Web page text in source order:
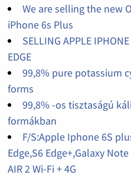
We are selling the new
iPhone 6s Plus
SELLING APPLE
EDGE
99,8% pure potassium
forms
99,8% -os tisztaságú
formákban
F/S:Apple Iphone 6S
Edge,S6 Edge+,Galaxy
AIR 2 Wi-Fi + 4G